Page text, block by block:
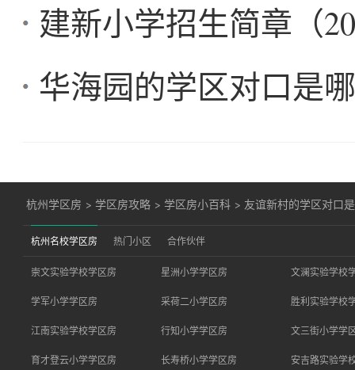
建新小学招生简章（
华海园的学区对口是
杭州学区房 > 学区房攻略 > 学区房小百科 > 友谊新村的学区对口
杭州名校学区房 热门小区 合作伙伴
崇文实验学校学区房 星洲小学学区房 文澜实验学校
学军小学学区房 采荷二小学区房 胜利实验学校
江南实验学校学区房 行知小学学区房 文三街小学学
育才登云小学学区房 长寿桥小学学区房 安吉路实验学